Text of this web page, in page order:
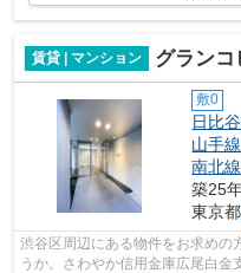
賃貸 | マンション グランコ
敷0
日比
山手線
南北線
築25
東京都
渋谷区周辺にある物件をお求めの
うか。さわやか信用金庫広尾白金